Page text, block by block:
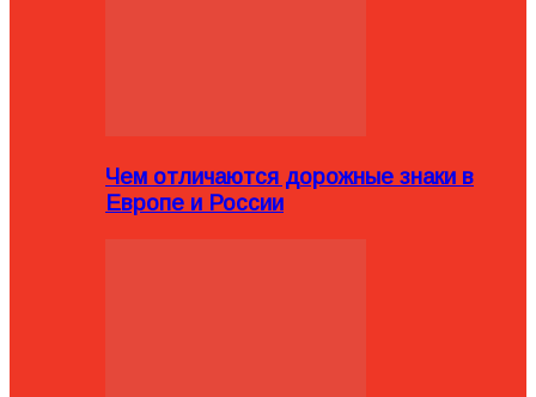
Чем отличаются дорожные знаки в
Европе и России